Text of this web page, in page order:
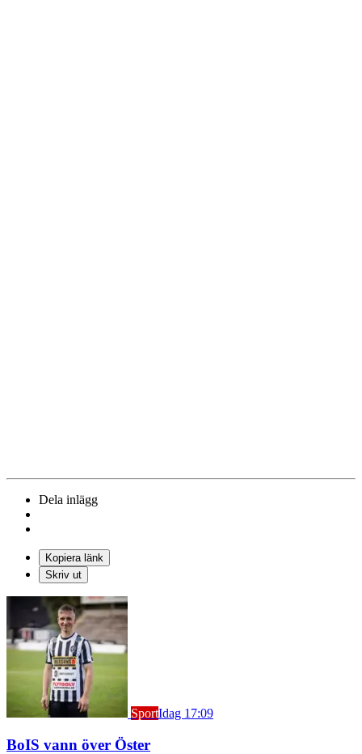
Dela inlägg
Kopiera länk
Skriv ut
SportIdag 17:09
BoIS vann över Öster